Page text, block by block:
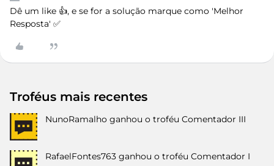
Dê um like 👍, e se for a solução marque como 'Melhor
Resposta' ✅
Troféus mais recentes
NunoRamalho ganhou o troféu Comentador III
RafaelFontes763 ganhou o troféu Comentador I